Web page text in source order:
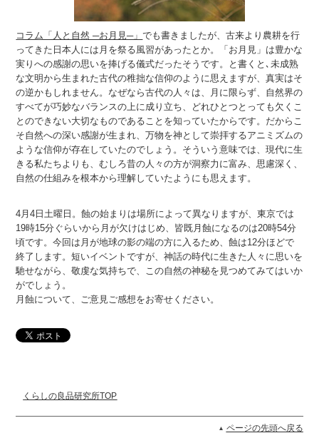
コラム「人と自然 ─お月見─」でも書きましたが、古来より農耕を行
ってきた日本人には月を祭る風習があったとか。「お月見」は豊かな
実りへの感謝の思いを捧げる儀式だったそうです。と書くと､未成熟
な文明から生まれた古代の稚拙な信仰のように思えますが、真実はそ
の逆かもしれません。なぜなら古代の人々は、月に限らず、自然界の
すべてが巧妙なバランスの上に成り立ち、どれひとつとっても欠くこ
とのできない大切なものであることを知っていたからです。だからこ
そ自然への深い感謝が生まれ、万物を神として崇拝するアニミズムの
ような信仰が存在していたのでしょう。そういう意味では、現代に生
きる私たちよりも、むしろ昔の人々の方が洞察力に富み、思慮深く、
自然の仕組みを根本から理解していたようにも思えます。
4月4日土曜日。蝕の始まりは場所によって異なりますが、東京では
19時15分ぐらいから月が欠けはじめ、皆既月蝕になるのは20時54分
頃です。今回は月が地球の影の端の方に入るため、蝕は12分ほどで
終了します。短いイベントですが、神話の時代に生きた人々に思いを
馳せながら、敬虔な気持ちで、この自然の神秘を見つめてみてはいか
がでしょう。
月蝕について、ご意見ご感想をお寄せください。
くらしの良品研究所TOP
ページの先頭へ戻る